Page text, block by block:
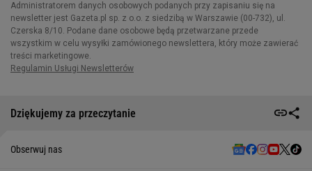
Dziękujemy za przeczytanie
Obserwuj nas